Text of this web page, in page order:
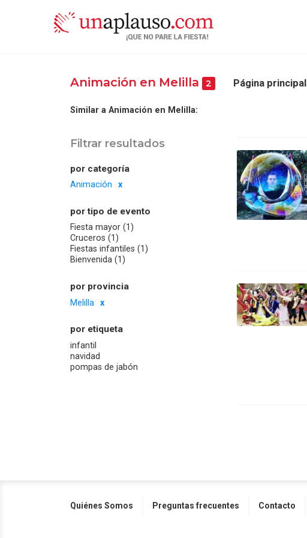
Animación en Melilla 2 Página principal
Similar a Animación en Melilla:
Filtrar resultados
por categoría
Animación
por tipo de evento
Fiesta mayor (1)
Cruceros (1)
Fiestas infantiles (1)
Bienvenida (1)
por provincia
Melilla
por etiqueta
infantil
navidad
pompas de jabón
Quiénes Somos Preguntas frecuentes Contacto